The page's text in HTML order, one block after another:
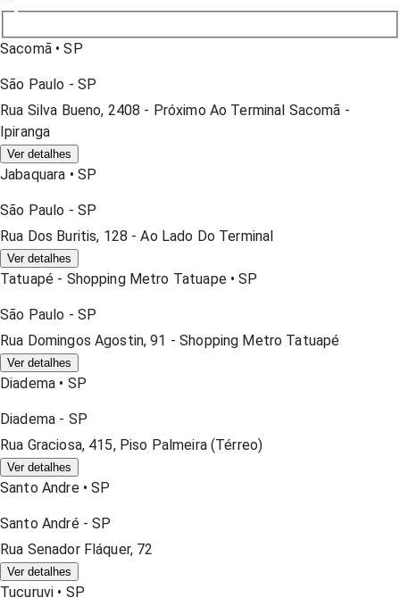
Sacomã•SP
São Paulo - SP
Rua Silva Bueno, 2408 - Próximo Ao Terminal Sacomã -
Ipiranga
Ver detalhes
Jabaquara • SP
São Paulo - SP
Rua Dos Buritis, 128 - Ao Lado Do Terminal
Ver detalhes
Tatuapé - Shopping Metro Tatuape•SP
São Paulo - SP
Rua Domingos Agostin, 91 - Shopping Metro Tatuapé
Ver detalhes
Diadema • SP
Diadema - SP
Rua Graciosa, 415, Piso Palmeira (térreo)
Ver detalhes
Santo Andre•SP
Santo André-SP
Rua Senador Fláquer, 72
Ver detalhes
Tucuruvi • SP